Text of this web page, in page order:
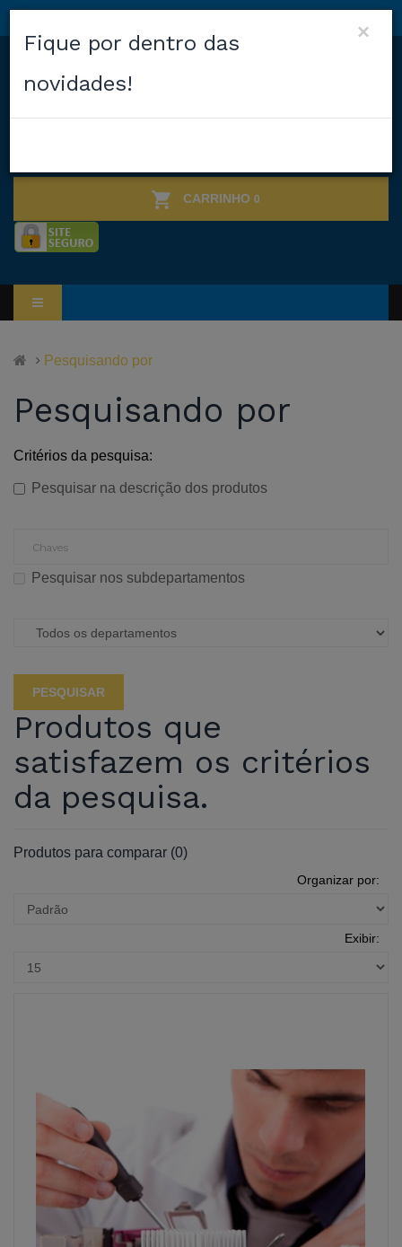
×
Fique por dentro das
novidades!
CARRINHO 0
Pesquisando por
Pesquisando por
Critérios da pesquisa:
Pesquisar na descrição dos produtos
Pesquisar nos subdepartamentos
Produtos que
satisfazem os critérios
da pesquisa.
Produtos para comparar (0)
Organizar por:
Exibir: